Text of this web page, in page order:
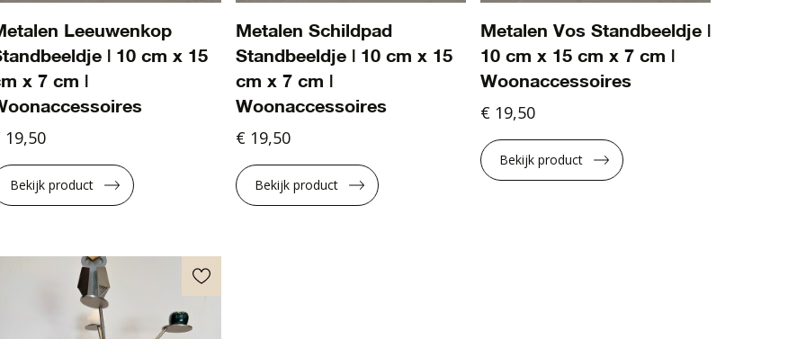
Leeuwenkop
| 10 cm x 15
x 7 cm |
19,50
Bekijk product
Metalen Schildpad
Standbeeldje | 10 cm x 15
cm x 7 cm |
Woonaccessoires
€ 19,50
Bekijk product
Metalen Vos Standbeeldje |
10 cm x 15 cm x 7 cm |
Woonaccessoires
€ 19,50
Bekijk product